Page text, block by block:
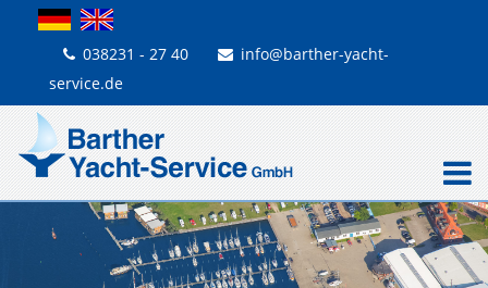
038231 - 27 40
info@barther-yacht-
service.de